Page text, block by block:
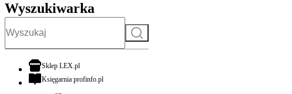
Wyszukiwarka
Szukaj
Sklep LEX.plotwiera się w nowej karcie
Księgarnia profinfo.plotwiera się w nowej karcie